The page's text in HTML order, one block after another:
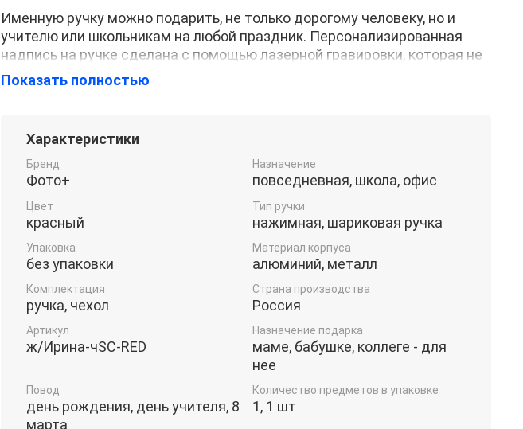
Именную ручку можно подарить, не только дорогому человеку, но и
учителю или школьникам на любой праздник. Персонализированная
надпись на ручке сделана с помощью лазерной гравировки, которая не
сотрётся при регулярном ежедневном использовании. Благодаря
укомплектована синей пастой, которая меняется без проблем. Толщина
линии письма стержня - 0,7мм.
Показать полностью
Характеристики
Бренд
Фото+
Назначение
повседневная, школа, офис
Цвет
красный
Тип ручки
нажимная, шариковая ручка
Упаковка
без упаковки
Материал корпуса
алюминий, металл
Комплектация
ручка, чехол
Страна производства
Россия
Артикул
ж/Ирина-чSC-RED
Назначение подарка
маме, бабушке, коллеге - для
нее
Повод
день рождения, день учителя, 8
марта
Количество предметов в упаковке
1, 1 шт